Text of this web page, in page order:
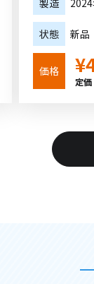
製造
状態 新品
価格
定